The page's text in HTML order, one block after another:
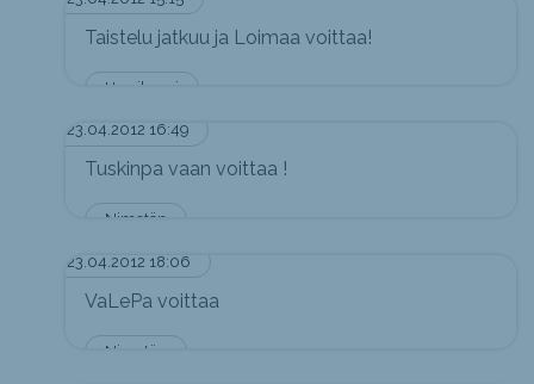
Hurrikaani
Taistelu jatkuu ja Loimaa voittaa!
23.04.2012 16:49
Nimetön
Tuskinpa vaan voittaa !
23.04.2012 18:06
Nimetön
VaLePa voittaa